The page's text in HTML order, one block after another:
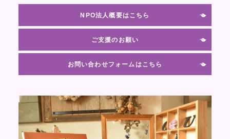
NPO法人概要はこちら
ご支援のお願い
お問い合わせフォームはこちら